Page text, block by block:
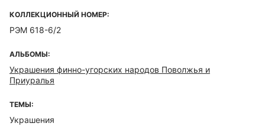
КОЛЛЕКЦИОННЫЙ НОМЕР:
РЭМ 618-6/2
АЛЬБОМЫ:
Украшения финно-угорских народов Поволжья и
Приуралья
ТЕМЫ:
Украшения